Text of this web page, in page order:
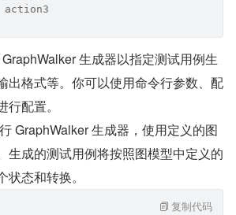
action3
生成器以指定测试用例生
出格式等。你可以使用命令行参数、配
配置。
GraphWalker 生成器，使用定义的图
生成的测试用例将按照图模型中定义的
态和转换。
复制代码